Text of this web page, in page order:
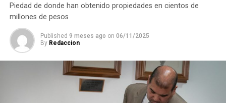
RELATED TOPICS:
Juez ordena libertad del ‘Güero Palma’
ANTES
Amlo pide se investigue a ASF
Piedad de donde han obtenido propiedades en cientos de
millones de pesos
Published 9 meses ago on 06/11/2025
By Redaccion